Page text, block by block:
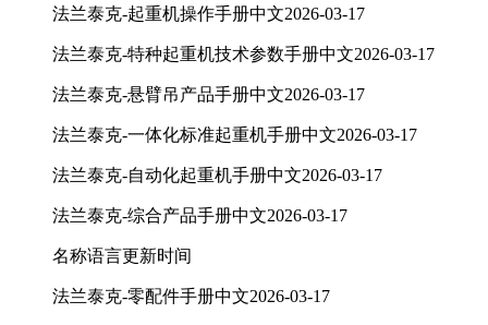
法兰泰克-起重机操作手册中文2026-03-17
法兰泰克-特种起重机技术参数手册中文2026-03-17
法兰泰克-悬臂吊产品手册中文2026-03-17
法兰泰克-一体化标准起重机手册中文2026-03-17
法兰泰克-自动化起重机手册中文2026-03-17
法兰泰克-综合产品手册中文2026-03-17
名称语言更新时间
法兰泰克-零配件手册中文2026-03-17